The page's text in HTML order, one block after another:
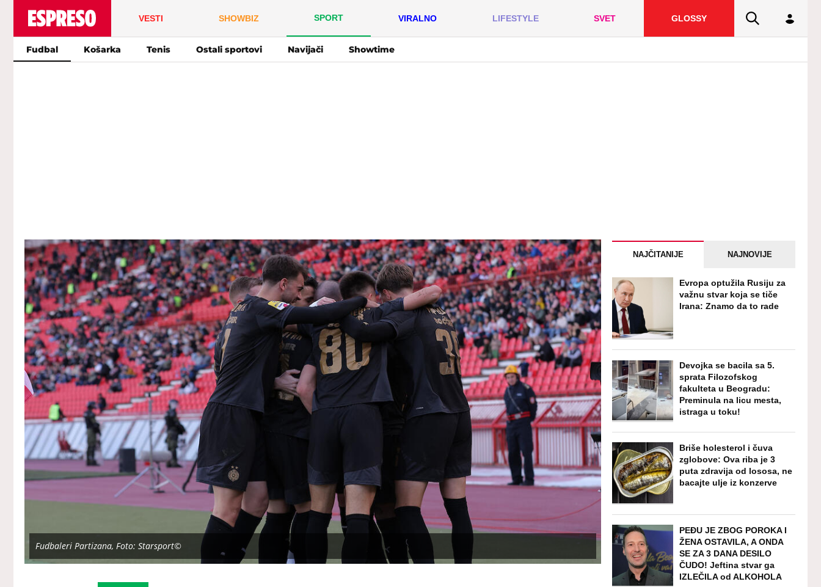
VESTI SHOWBIZ SPORT VIRALNO LIFESTYLE SVET GLOSSY
Fudbal Košarka Tenis Ostali sportovi Navijači Showtime
Fudbaleri Partizana, Foto: Starsport©
NAJČITANIJE NAJNOVIJE
Evropa optužila Rusiju za
važnu stvar koja se tiče
Irana: Znamo da to rade
Devojka se bacila sa 5.
sprata Filozofskog
fakulteta u Beogradu:
Preminula na licu mesta,
istraga u toku!
Briše holesterol i čuva
zglobove: Ova riba je 3
puta zdravija od lososa, ne
bacajte ulje iz konzerve
PEĐU JE ZBOG POROKA I
ŽENA OSTAVILA, A ONDA
SE ZA 3 DANA DESILO
ČUDO! Jeftina stvar ga
IZLEČILA od ALKOHOLA